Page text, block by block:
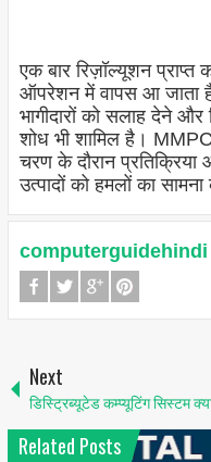
एक बार रिज़ॉल्यूशन
ऑपरेशन में वापस आ जाता
भागीदारों को सलाह देने
शोध भी शामिल है।
चरण के दौरान प्रतिक्रिया
उत्पादों को हमलों का
computerguidehindi
Next
डिस्ट्रिब्यूटेड कम्प्यूटिंग सिस्टम
Related Posts